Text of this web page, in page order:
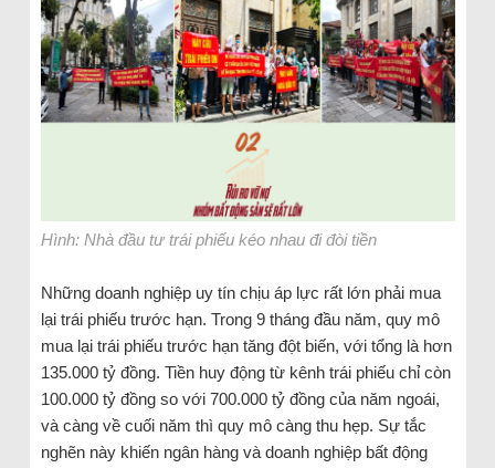
Hình: Nhà đầu tư trái phiếu kéo nhau đi đòi tiền
Những doanh nghiệp uy tín chịu áp lực rất lớn phải mua
lại trái phiếu trước hạn. Trong 9 tháng đầu năm, quy mô
mua lại trái phiếu trước hạn tăng đột biến, với tổng là hơn
135.000 tỷ đồng. Tiền huy động từ kênh trái phiếu chỉ còn
100.000 tỷ đồng so với 700.000 tỷ đồng của năm ngoái,
và càng về cuối năm thì quy mô càng thu hẹp. Sự tắc
nghẽn này khiến ngân hàng và doanh nghiệp bất động